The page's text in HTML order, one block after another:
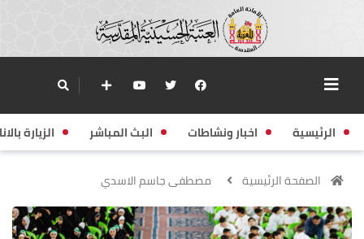
الرئيسية اخبار ونشاطات البث المباشر الزيارة
الصفحة الرئيسية مصطفى جاسم الاسدي